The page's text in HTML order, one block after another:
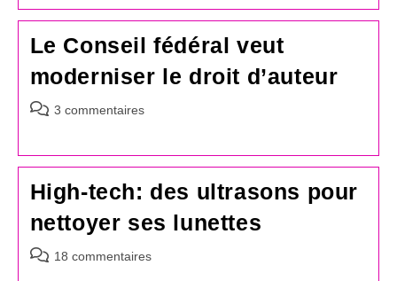
publication :
Le Conseil fédéral veut
moderniser le droit d’auteur
Commentaires
publication :
3 commentaires
High-tech: des ultrasons pour
nettoyer ses lunettes
Commentaires
18 commentaires